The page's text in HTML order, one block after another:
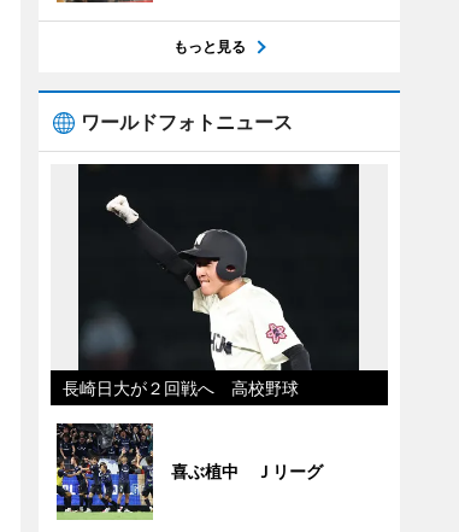
もっと見る
ワールドフォトニュース
長崎日大が２回戦へ 高校野球
喜ぶ植中 Ｊリーグ